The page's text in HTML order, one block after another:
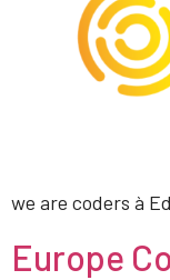
we are coders à
Europe